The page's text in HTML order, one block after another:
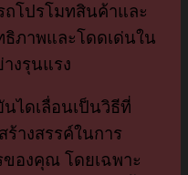
โปรโมทสินค้าและ
ภาพและโดดเด่นใน
งรุนแรง
ไดเลื่อนเป็นวิธีที่
ร้างสรรค์ในการ
องคุณ โดยเฉพาะ